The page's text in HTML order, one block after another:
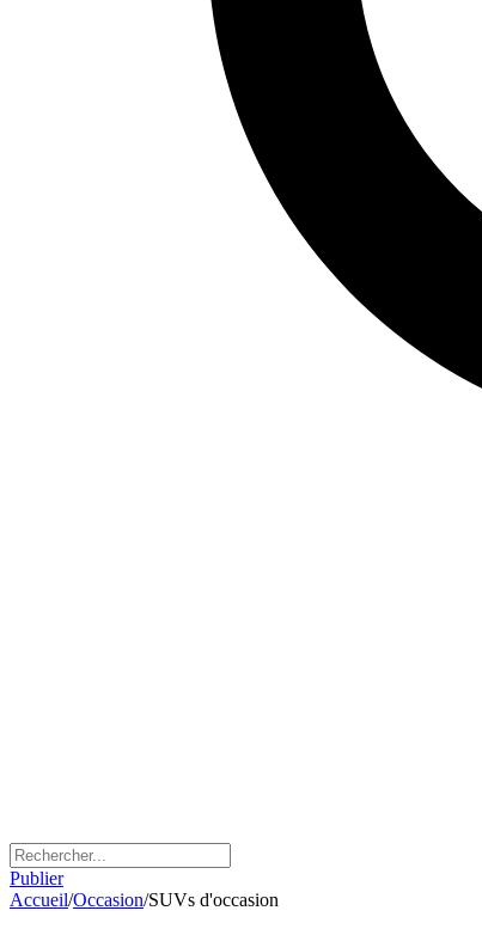
Publier
Accueil/Occasion/SUVs d'occasion